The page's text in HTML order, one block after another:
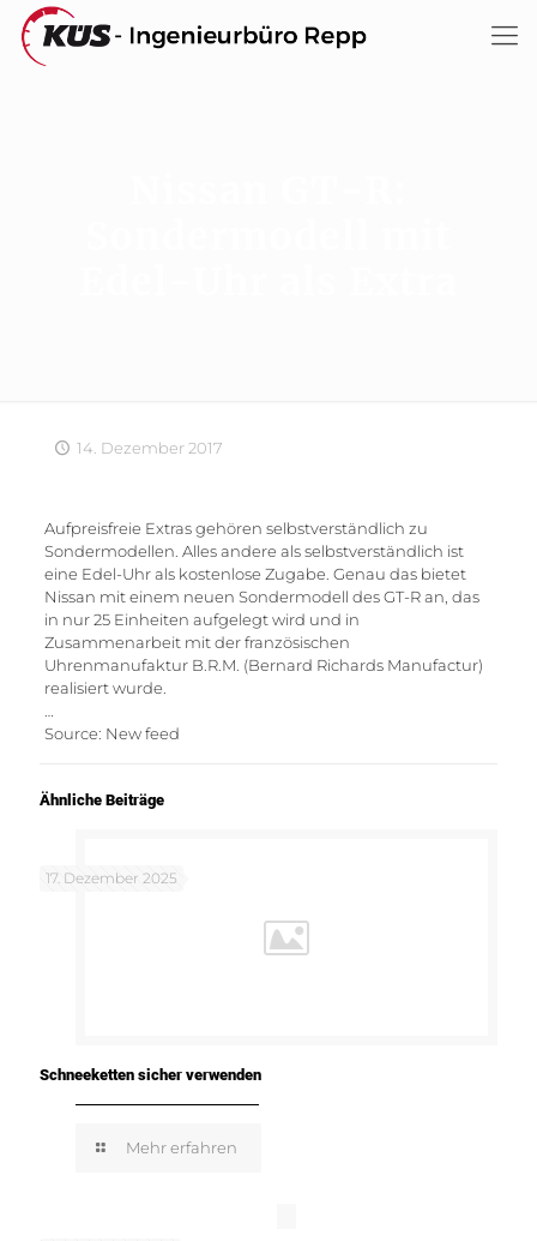
14. Dezember 2017
Aufpreisfreie Extras gehören selbstverständlich zu
Sondermodellen. Alles andere als selbstverständlich ist
eine Edel-Uhr als kostenlose Zugabe. Genau das bietet
Nissan mit einem neuen Sondermodell des GT-R an, das
in nur 25 Einheiten aufgelegt wird und in
Zusammenarbeit mit der französischen
Uhrenmanufaktur B.R.M. (Bernard Richards Manufactur)
realisiert wurde.
Source: New feed
Ähnliche Beiträge
17. Dezember 2025
Schneeketten sicher verwenden
Mehr erfahren